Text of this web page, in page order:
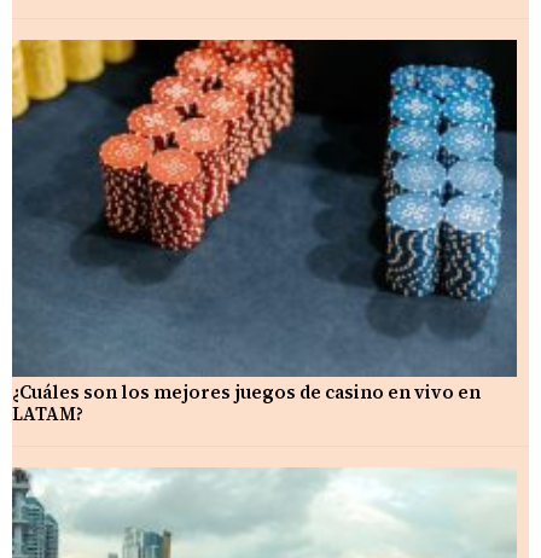
¿Cuáles son los mejores juegos de casino en vivo en
LATAM?